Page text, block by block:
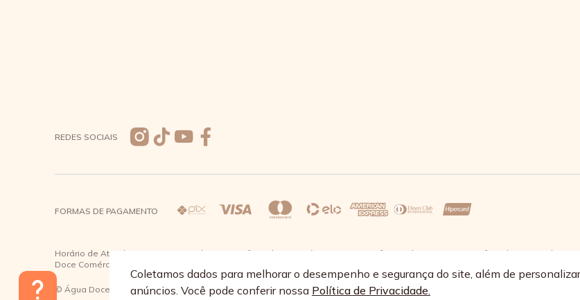
Coletamos dados para melhorar o desempenho e segurança do site, além de
anúncios. Você pode conferir nossa Política de Privacidade.
REDES SOCIAIS
FORMAS DE PAGAMENTO
Horário de Atendimento: De segunda a quinta-feira das 08:30 às 17:30 e sexta-feira até as 16:30, exceto feriados - Rua Alpont,
Doce Comércio de Roupas e Acessórios Ltda - CNPJ: 57.484.768/0064-89
© Água Doce 2026 - Todos os direitos reservados